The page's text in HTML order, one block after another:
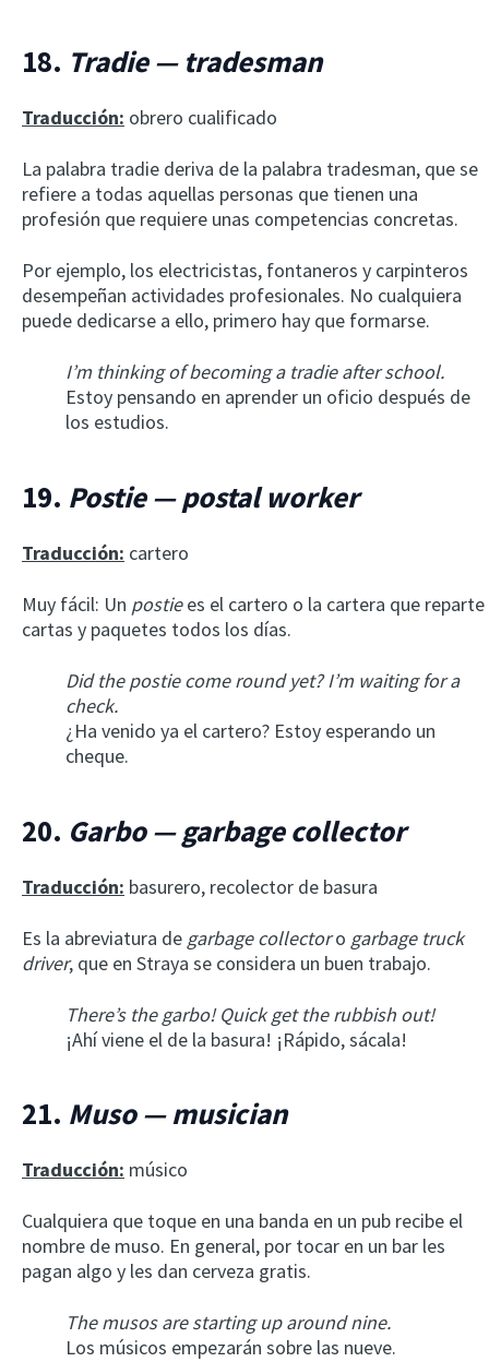
18. Tradie — tradesman
Traducción: obrero cualificado
La palabra tradie deriva de la palabra tradesman, que se
refiere a todas aquellas personas que tienen una
profesión que requiere unas competencias concretas.
Por ejemplo, los electricistas, fontaneros y carpinteros
desempeñan actividades profesionales. No cualquiera
puede dedicarse a ello, primero hay que formarse.
I’m thinking of becoming a tradie after school.
Estoy pensando en aprender un oficio después de
los estudios.
19. Postie — postal worker
Traducción: cartero
Muy fácil: Un postiees el cartero o la cartera que reparte
cartas y paquetes todos los días.
Did the postie come round yet? I’m waiting for a
check.
¿Ha venido ya el cartero? Estoy esperando un
cheque.
20. Garbo — garbage collector
Traducción: basurero, recolector de basura
Es la abreviatura de garbage collectoro garbage truck
driver, que en Straya se considera un buen trabajo.
There’s the garbo! Quick get the rubbish out!
¡Ahí viene el de la basura! ¡Rápido, sácala!
21. Muso — musician
Traducción: músico
Cualquiera que toque en una banda en un pub recibe el
nombre de muso. En general, por tocar en un bar les
pagan algo y les dan cerveza gratis.
The musos are starting up around nine.
Los músicos empezarán sobre las nueve.